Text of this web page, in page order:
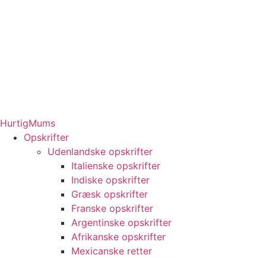
HurtigMums
Opskrifter
Udenlandske opskrifter
Italienske opskrifter
Indiske opskrifter
Græsk opskrifter
Franske opskrifter
Argentinske opskrifter
Afrikanske opskrifter
Mexicanske retter